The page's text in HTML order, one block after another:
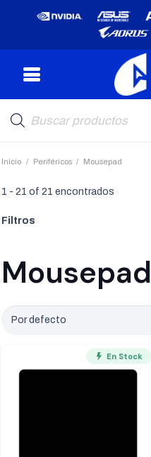
de
productos
Inicio / Periféricos / Mousepad
1 -21 of21 encontrados
Filtros
Mousepad
En Stock